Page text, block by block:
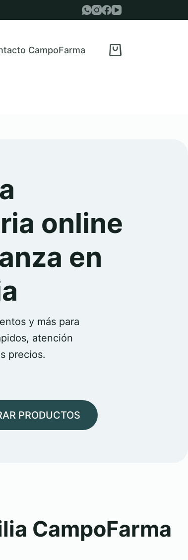
CampoFarma
Carro
online
en
y más para
atención
precios.
PRODUCTOS
CampoFarma